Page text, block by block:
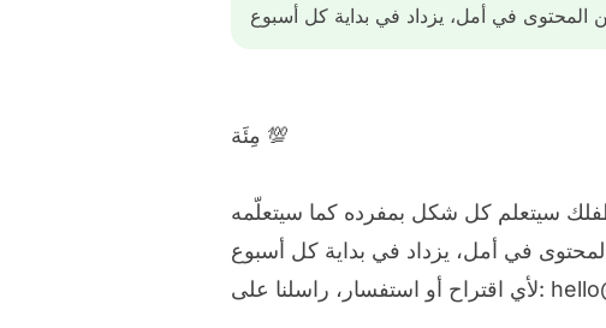
مِئَة 💯
طفلك سيتعلم كل شكل بمفرده كما سيتعلّمه
لأي اقتراح أو استفسار، راسلنا على: